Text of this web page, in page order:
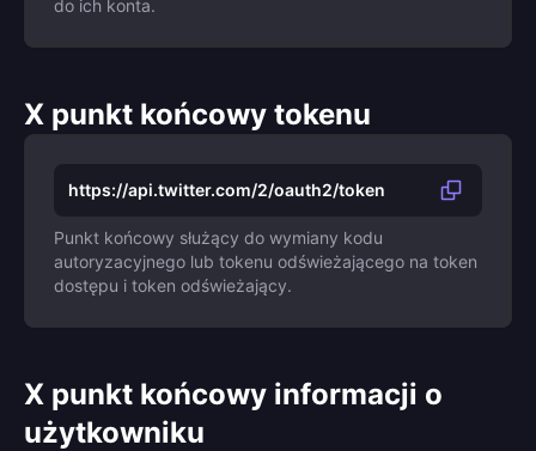
do ich konta.
X punkt końcowy tokenu
https://api.twitter.com/2/oauth2/token
Punkt końcowy służący do wymiany kodu
autoryzacyjnego lub tokenu odświeżającego na token
dostępu i token odświeżający.
X punkt końcowy informacji o
użytkowniku